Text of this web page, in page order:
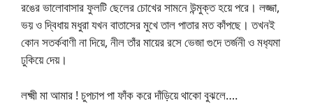
রঙের ভালোবাসার ফুলটি ছেলের চোখের সামনে উন্মুক্ত হয়ে পরে। লজ্জা,
ভয় ও দ্বিধায় মধুরা যখন বাতাসের মুখে তাল পাতার মত কাঁপছে। তখনই
কোন সতর্কবাণী না দিয়ে, নীল তাঁর মায়ের রসে ভেজা গুদে তর্জনী ও মধ‍্যমা
ঢুকিয়ে দেয়।
লক্ষ্মী মা আমার ! চুপচাপ পা ফাঁক করে দাঁড়িয়ে থাকো বুঝলে….